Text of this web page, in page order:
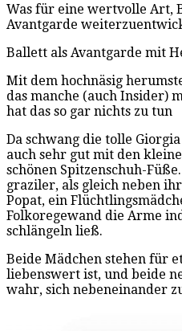
Was für eine wertvolle Art,
Avantgarde
Ballett als Avantgarde mit
Mit dem hochnäsig
das manche (auch Insider)
hat das so gar nichts zu tun
Da schwang die tolle
auch sehr gut mit den
schönen Spitzenschuh-
graziler, als gleich neben
Popat, ein
Folkoregewand die Arme
schlängeln ließ.
Beide Mädchen stehen für
liebenswert ist, und beide
wahr, sich nebeneinander